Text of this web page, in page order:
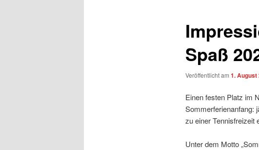
Spaß
Veröffentlicht am 1. August
Einen festen Platz im
Sommerferienanfang:
zu einer Tennisfreizeit
Unter dem Motto